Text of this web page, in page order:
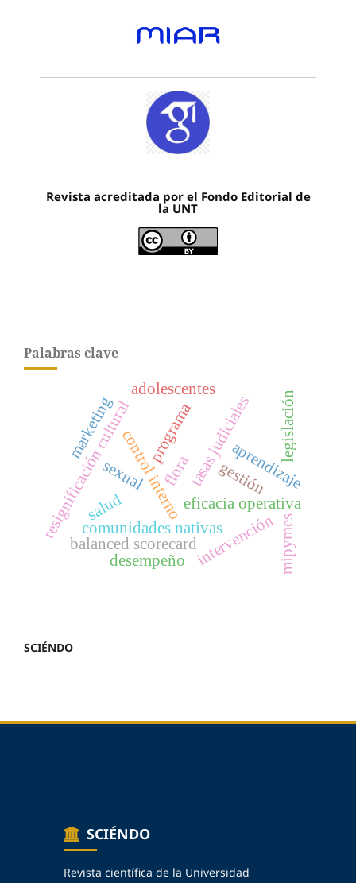
Revista acreditada por el Fondo Editorial de
la UNT
Palabras clave
control internotasas judiciales
eficacia operativa
resignificación cultural
comunidades nativas
programa
intervención
aprendizaje
salud
sexual
adolescentes
flora
legislación
balanced scorecard mipymes
gestión
desempeño
marketing
SCIÉNDO
SCIÉNDO
Revista científica de la Universidad